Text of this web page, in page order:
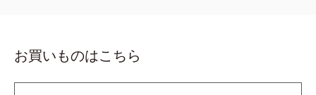
お買いものはこちら